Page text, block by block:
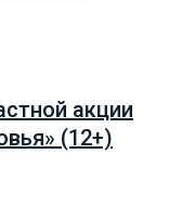
акции
(12+)